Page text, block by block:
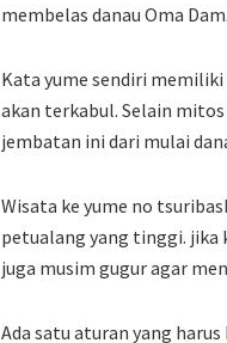
membelas danau Oma Dam.
Kata yume sendiri
akan terkabul. Selain
jembatan ini dari mulai
Wisata ke yume no
petualang yang tinggi. jika
juga musim gugur agar
Ada satu aturan yang